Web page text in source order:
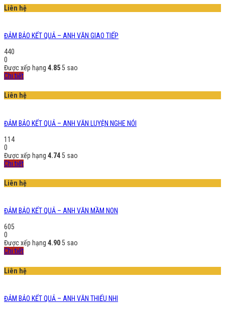
Liên hệ
ĐẢM BẢO KẾT QUẢ – ANH VĂN GIAO TIẾP
440
0
Được xếp hạng 4.855 sao
Chi tiết
Liên hệ
ĐẢM BẢO KẾT QUẢ – ANH VĂN LUYỆN NGHE NÓI
114
0
Được xếp hạng 4.745 sao
Chi tiết
Liên hệ
ĐẢM BẢO KẾT QUẢ – ANH VĂN MẦM NON
605
0
Được xếp hạng 4.905 sao
Chi tiết
Liên hệ
ĐẢM BẢO KẾT QUẢ – ANH VĂN THIẾU NHI